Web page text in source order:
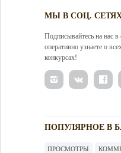
МЫ В СОЦ.
Подписывайтесь на нас
оперативно узнаете о
конкурсах!
ПОПУЛЯРНОЕ В
ПРОСМОТРЫ